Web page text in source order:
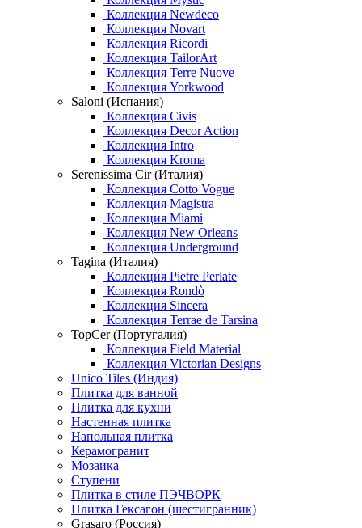
Коллекция Newdeco
Коллекция Novart
Коллекция Ricordi
Коллекция TailorArt
Коллекция Terre Nuove
Коллекция Yorkwood
Saloni (Испания)
Коллекция Civis
Коллекция Decor Action
Коллекция Intro
Коллекция Kroma
Serenissima Cir (Италия)
Коллекция Cotto Vogue
Коллекция Magistra
Коллекция Miami
Коллекция New Orleans
Коллекция Underground
Tagina (Италия)
Коллекция Pietre Perlate
Коллекция Rondò
Коллекция Sincera
Коллекция Terrae de Tarsina
TopCer (Португалия)
Коллекция Field Material
Коллекция Victorian Designs
Unico Tiles (Индия)
Плитка для ванной
Плитка для кухни
Настенная плитка
Напольная плитка
Керамогранит
Мозаика
Ступени
Плитка в стиле ПЭЧВОРК
Плитка Гексагон (шестигранник)
Grasaro (Россия)